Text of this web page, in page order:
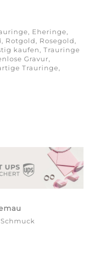
Eheringe,
Rotgold, Rosegold,
kaufen, Trauringe
Gravur,
Trauringe,